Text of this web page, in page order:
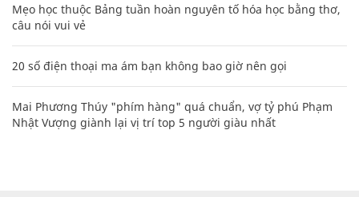
Mẹo học thuộc Bảng tuần hoàn nguyên tố hóa học bằng thơ,
câu nói vui vẻ
20 số điện thoại ma ám bạn không bao giờ nên gọi
Mai Phương Thúy "phím hàng" quá chuẩn, vợ tỷ phú Phạm
Nhật Vượng giành lại vị trí top 5 người giàu nhất